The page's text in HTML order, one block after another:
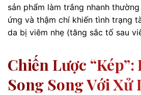
sản phẩm làm trắng nhanh
ứng và thậm chí khiến tình trạng
da bị viêm nhẹ (tăng sắc tố sau
Chiến Lược
Song Song Với Xử